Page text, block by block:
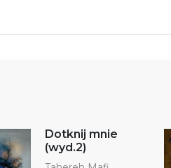
Dotknij mnie
(wyd.2)